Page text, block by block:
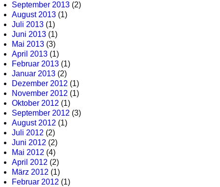
September 2013 (2)
August 2013 (1)
Juli 2013 (1)
Juni 2013 (1)
Mai 2013 (3)
April 2013 (1)
Februar 2013 (1)
Januar 2013 (2)
Dezember 2012 (1)
November 2012 (1)
Oktober 2012 (1)
September 2012 (3)
August 2012 (1)
Juli 2012 (2)
Juni 2012 (2)
Mai 2012 (4)
April 2012 (2)
März 2012 (1)
Februar 2012 (1)